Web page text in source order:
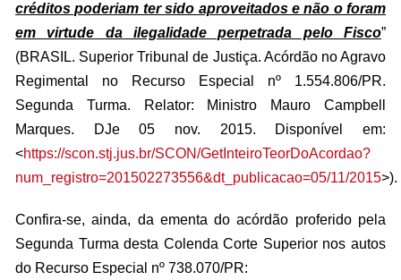
créditos poderiam ter sido aproveitados e não o foram
em virtude da ilegalidade perpetrada pelo Fisco”
(BRASIL. Superior Tribunal de Justiça. Acórdão no Agravo
Regimental no Recurso Especial nº 1.554.806/PR.
Segunda Turma. Relator: Ministro Mauro Campbell
Marques. DJe 05 nov. 2015. Disponível em:
<https://scon.stj.jus.br/SCON/GetInteiroTeorDoAcordao?
num_registro=201502273556&dt_publicacao=05/11/2015>).
Confira-se, ainda, da ementa do acórdão proferido pela
Segunda Turma desta Colenda Corte Superior nos autos
do Recurso Especial nº 738.070/PR: